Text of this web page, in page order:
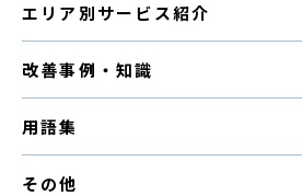
エリア別サービス紹介
改善事例・知識
用語集
その他